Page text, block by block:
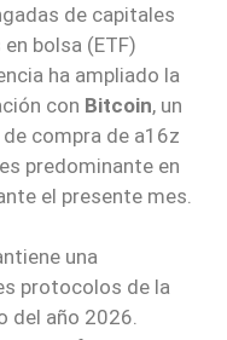
de capitales
bolsa (ETF)
ha ampliado la
con Bitcoin, un
compra de a16z
predominante en
el presente mes.
una
protocolos de la
del año 2026.